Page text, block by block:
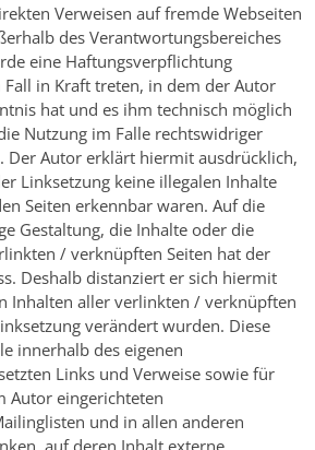
Verweisen auf fremde Webseiten
des Verantwortungsbereiches
eine Haftungsverpflichtung
in Kraft treten, in dem der Autor
hat und es ihm technisch möglich
Nutzung im Falle rechtswidriger
Der Autor erklärt hiermit ausdrücklich,
Linksetzung keine illegalen Inhalte
Seiten erkennbar waren. Auf die
Gestaltung, die Inhalte oder die
/ verknüpften Seiten hat der
Deshalb distanziert er sich hiermit
Inhalten aller verlinkten / verknüpften
verändert wurden. Diese
innerhalb des eigenen
Links und Verweise sowie für
Autor eingerichteten
und in allen anderen
auf deren Inhalt externe